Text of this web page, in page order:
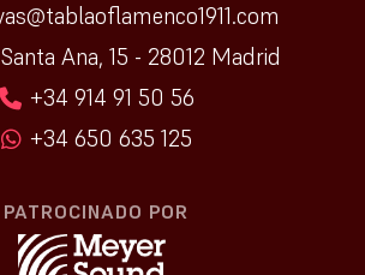
Ana, 15 - 28012 Madrid
+34 914 91 50 56
+34 650 635 125
PATROCINADO POR